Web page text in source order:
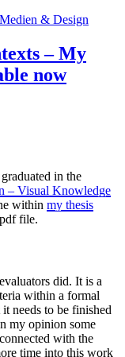
Medien & Design
– My
now
in the
– Visual Knowledge
within my thesis
file.
did. It is a
within a formal
needs to be finished
my opinion some
with the
time into this work